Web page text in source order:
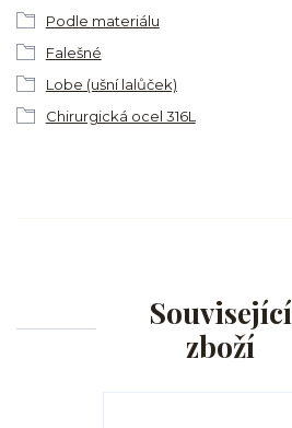
Podle materiálu
Falešné
Lobe (ušní lalůček)
Chirurgická ocel 316L
Související
zboží